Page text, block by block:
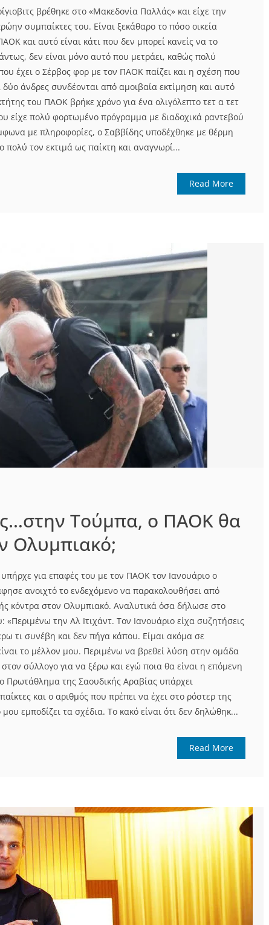
βρέθηκε στο «Μακεδονία Παλλάς» και είχε την
συμπαίκτες του. Είναι ξεκάθαρο το πόσο οικεία
και αυτό είναι κάτι που δεν μπορεί κανείς να το
δεν είναι μόνο αυτό που μετράει, καθώς πολύ
έχει ο Σέρβος φορ με τον ΠΑΟΚ παίζει και η σχέση που
δύο άνδρες συνδέονται από αμοιβαία εκτίμηση και αυτό
του ΠΑΟΚ βρήκε χρόνο για ένα ολιγόλεπτο τετ α τετ
είχε πολύ φορτωμένο πρόγραμμα με διαδοχικά ραντεβού
με πληροφορίες, ο Σαββίδης υποδέχθηκε με θέρμη
πολύ τον εκτιμά ως παίκτη και αναγνωρί...
Read More
Τούμπα, ο ΠΑΟΚ θα
Ολυμπιακό;
για επαφές του με τον ΠΑΟΚ τον Ιανουάριο ο
ανοιχτό το ενδεχόμενο να παρακολουθήσει από
κόντρα στον Ολυμπιακό. Αναλυτικά όσα δήλωσε στο
την Αλ Ιτιχάντ. Τον Ιανουάριο είχα συζητήσεις
τι συνέβη και δεν πήγα κάπου. Είμαι ακόμα σε
το μέλλον μου. Περιμένω να βρεθεί λύση στην ομάδα
σύλλογο για να ξέρω και εγώ ποια θα είναι η επόμενη
Πρωτάθλημα της Σαουδικής Αραβίας υπάρχει
και ο αριθμός που πρέπει να έχει στο ρόστερ της
εμποδίζει τα σχέδια. Το κακό είναι ότι δεν δηλώθηκ...
Read More